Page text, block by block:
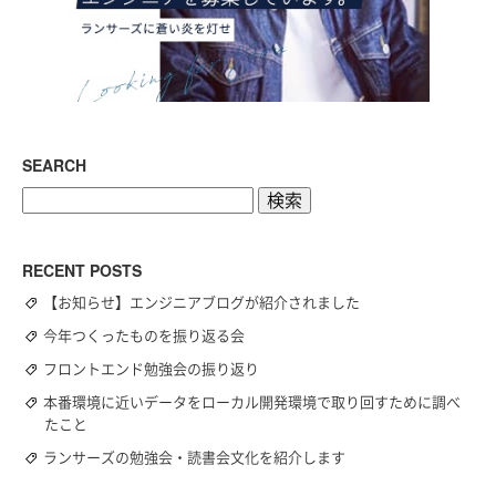
SEARCH
RECENT POSTS
【お知らせ】エンジニアブログが紹介されました
今年つくったものを振り返る会
フロントエンド勉強会の振り返り
本番環境に近いデータをローカル開発環境で取り回すために調べ
たこと
ランサーズの勉強会・読書会文化を紹介します